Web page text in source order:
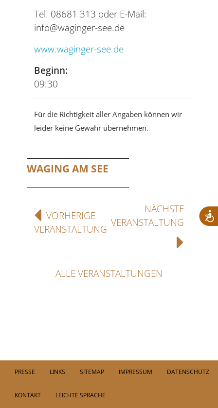
Tel. 08681 313 oder E-Mail:
info@waginger-see.de
www.waginger-see.de
Beginn:
09:30
Für die Richtigkeit aller Angaben können wir
leider keine Gewähr übernehmen.
WAGING AM SEE
VORHERIGE
VERANSTALTUNG
NÄCHSTE
VERANSTALTUNG
ALLE VERANSTALTUNGEN
PRESSE LINKS SITEMAP IMPRESSUM DATENSCHUTZ
KONTAKT LEICHTE SPRACHE